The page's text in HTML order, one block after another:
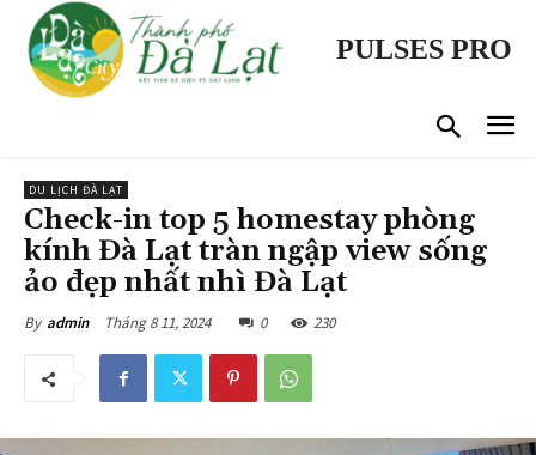
PULSES PRO
DU LỊCH ĐÀ LẠT
Check-in top 5 homestay phòng
kính Đà Lạt tràn ngập view sống
ảo đẹp nhất nhì Đà Lạt
By admin Tháng 8 11, 2024 0 230